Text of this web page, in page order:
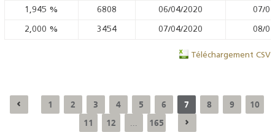
1,945 % 6808 06/04/2020 07/
2,000 % 3454 07/04/2020 08/
Téléchargement CSV
1 2 3 4 5 6 7 8 9
10
11
12 165